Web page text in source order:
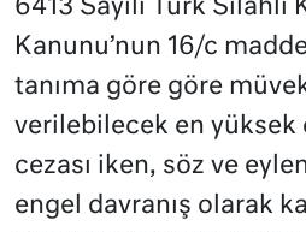
6413 Sayılı Türk
Kanunu’nun 16/c
tanıma göre göre
verilebilecek en yüksek
cezası iken, söz ve
engel davranış olarak